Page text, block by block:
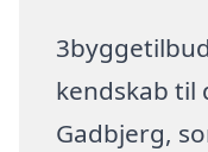
kendskab til
Gadbjerg,